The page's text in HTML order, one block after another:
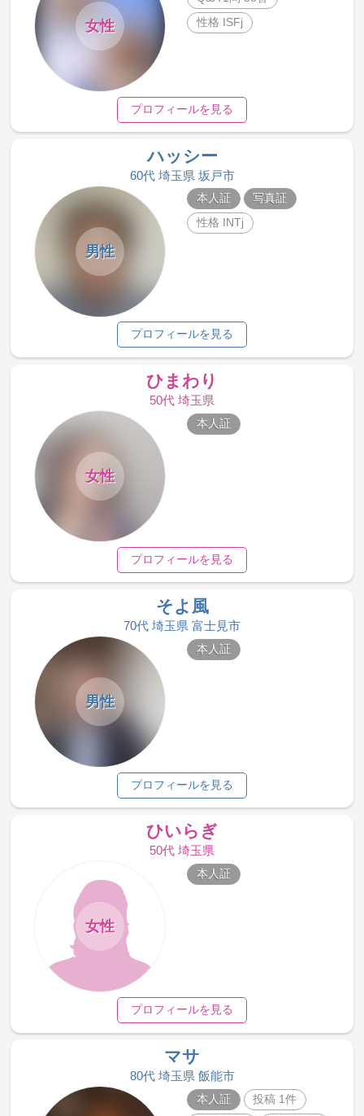
女性
性格 ISFj
プロフィールを見る
ハッシー
60代 埼玉県 坂戸市
男性
本人証
写真証
性格 INTj
プロフィールを見る
ひまわり
50代 埼玉県
女性
本人証
プロフィールを見る
そよ風
70代 埼玉県 富士見市
男性
本人証
プロフィールを見る
ひいらぎ
50代 埼玉県
女性
本人証
プロフィールを見る
マサ
80代 埼玉県 飯能市
本人証
投稿 1件